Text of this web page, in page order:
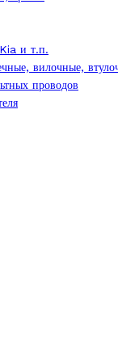
и т.п.
вилочные,
проводов